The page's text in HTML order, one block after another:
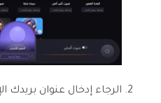
الرجاء إدخال عنوان بريدك